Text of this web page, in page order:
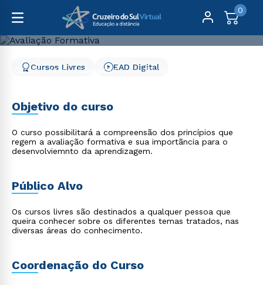
0
Cursos Livres Educação Avaliação Formativa
Cursos Livres EAD Digital
Objetivo do curso
O curso possibilitará a compreensão dos princípios que
regem a avaliação formativa e sua importãncia para o
desenvolviemnto da aprendizagem.
Público Alvo
Os cursos livres são destinados a qualquer pessoa que
queira conhecer sobre os diferentes temas tratados, nas
diversas áreas do conhecimento.
Coordenação do Curso